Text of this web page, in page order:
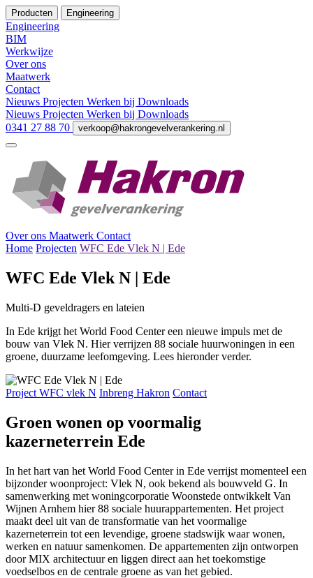
Producten Engineering
Engineering
BIM
Werkwijze
Over ons
Maatwerk
Contact
Nieuws Projecten Werken bij Downloads
Nieuws Projecten Werken bij Downloads
0341 27 88 70
verkoop@hakrongevelverankering.nl
Over ons Maatwerk Contact
Home Projecten WFC Ede Vlek N | Ede
WFC Ede Vlek N | Ede
Multi-D geveldragers en lateien
In Ede krijgt het World Food Center een nieuwe impuls met de
bouw van Vlek N. Hier verrijzen 88 sociale huurwoningen in een
groene, duurzame leefomgeving. Lees hieronder verder.
Project WFC vlek N Inbreng Hakron Contact
Groen wonen op voormalig
kazerneterrein Ede
In het hart van het World Food Center in Ede verrijst momenteel een
bijzonder woonproject: Vlek N, ook bekend als bouwveld G. In
samenwerking met woningcorporatie Woonstede ontwikkelt Van
Wijnen Arnhem hier 88 sociale huurappartementen. Het project
maakt deel uit van de transformatie van het voormalige
kazerneterrein tot een levendige, groene stadswijk waar wonen,
werken en natuur samenkomen. De appartementen zijn ontworpen
door MIX architectuur en liggen direct aan het toekomstige
voedselbos en de centrale groene as van het gebied.